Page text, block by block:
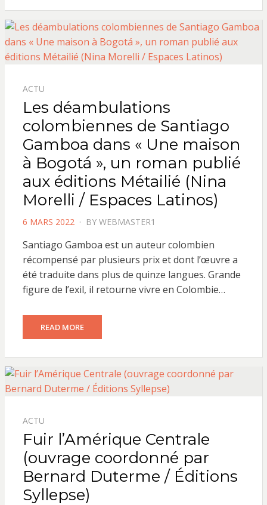
ACTU
Les déambulations
colombiennes de Santiago
Gamboa dans « Une maison
à Bogotá », un roman publié
aux éditions Métailié (Nina
Morelli / Espaces Latinos)
POSTED
6 MARS 2022 BY WEBMASTER1
Santiago Gamboa est un auteur colombien
récompensé par plusieurs prix et dont l’œuvre a
été traduite dans plus de quinze langues. Grande
figure de l’exil, il retourne vivre en Colombie…
READ MORE
ACTU
Fuir l’Amérique Centrale
(ouvrage coordonné par
Bernard Duterme / Éditions
Syllepse)